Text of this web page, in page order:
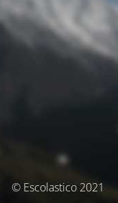
© Escolastico 2021